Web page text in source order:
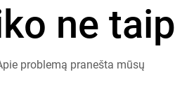
ne taip
problemą pranešta mūsų